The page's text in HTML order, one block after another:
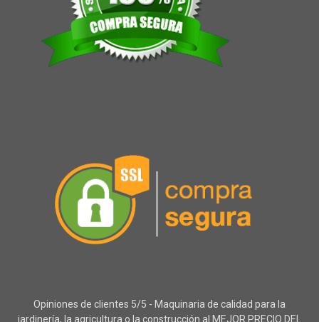
Opiniones de clientes 5/5 - Maquinaria de calidad para la
jardinería, la agricultura o la construcción al MEJOR PRECIO DEL